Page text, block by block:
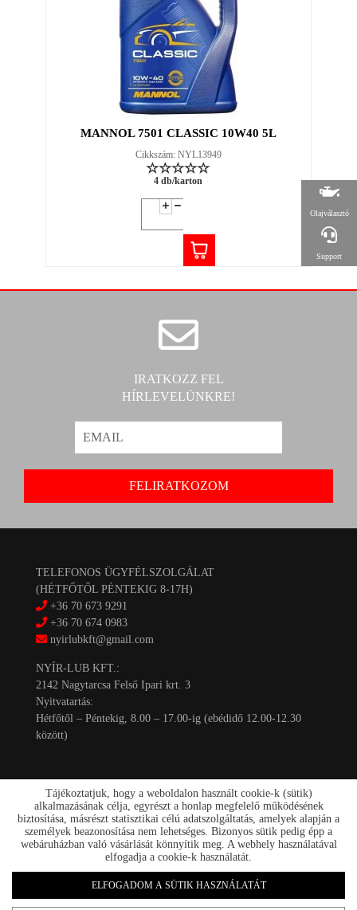
MANNOL 7501 CLASSIC 10W40 5L
Cikkszám: NYL13949
4 db/karton
IRATKOZZ FEL
HÍRLEVELÜNKRE!
TELEFONOS ÜGYFÉLSZOLGÁLAT
(HÉTFŐTŐL PÉNTEKIG 8-17H)
+36 70 673 9291
+36 70 674 0983
nyirlubkft@gmail.com
NYÍR-LUB KFT.:
2142 Nagytarcsa Felső Ipari krt. 3
Nyitvatartás:
Hétfőtől – Péntekig, 8.00 – 17.00-ig (ebédidő 12.00-12.30
között)
Kapcsolat
Akciók
Rólunk
nyirlub.hu 2026
Olajválasztó
Support
Tájékoztatjuk, hogy a weboldalon használt cookie-k (sütik)
alkalmazásának célja, egyrészt a honlap megfelelő működésének
biztosítása, másrészt statisztikai célú adatszolgáltatás, amelyek alapján a
személyek beazonosítása nem lehetséges. Bizonyos sütik pedig épp a
webáruházban való vásárlását könnyítik meg. A webhely használatával
elfogadja a cookie-k használatát.
ELFOGADOM A SÜTIK HASZNÁLATÁT